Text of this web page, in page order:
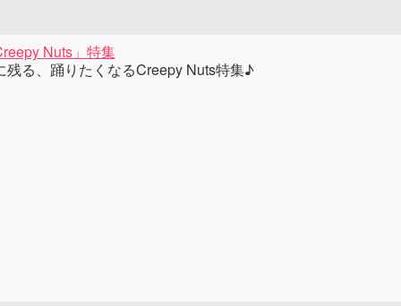
Nuts」特集
残る、踊りたくなるCreepy Nuts特集♪